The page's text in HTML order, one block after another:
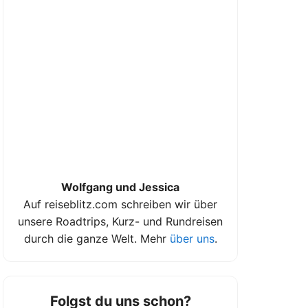
Wolfgang und Jessica
Auf reiseblitz.com schreiben wir über
unsere Roadtrips, Kurz- und Rundreisen
durch die ganze Welt. Mehr über uns.
Folgst du uns schon?